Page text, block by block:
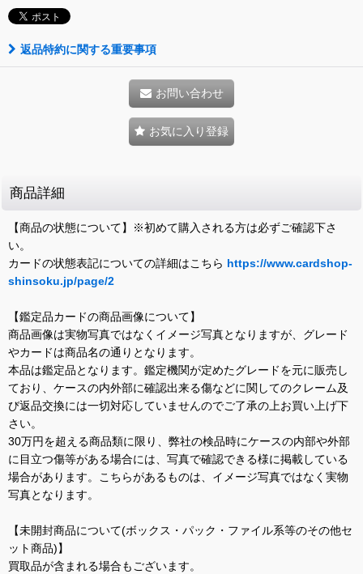
返品特約に関する重要事項
お問い合わせ
お気に入り登録
商品詳細
【商品の状態について】※初めて購入される方は必ずご確認下さ
い。
カードの状態表記についての詳細はこちら https://www.cardshop-
shinsoku.jp/page/2
【鑑定品カードの商品画像について】
商品画像は実物写真ではなくイメージ写真となりますが、グレード
やカードは商品名の通りとなります。
本品は鑑定品となります。鑑定機関が定めたグレードを元に販売し
ており、ケースの内外部に確認出来る傷などに関してのクレーム及
び返品交換には一切対応していませんのでご了承の上お買い上げ下
さい。
30万円を超える商品類に限り、弊社の検品時にケースの内部や外部
に目立つ傷等がある場合には、写真で確認できる様に掲載している
場合があります。こちらがあるものは、イメージ写真ではなく実物
写真となります。
【未開封商品について(ボックス・パック・ファイル系等のその他セ
ット商品)】
買取品が含まれる場合もございます。